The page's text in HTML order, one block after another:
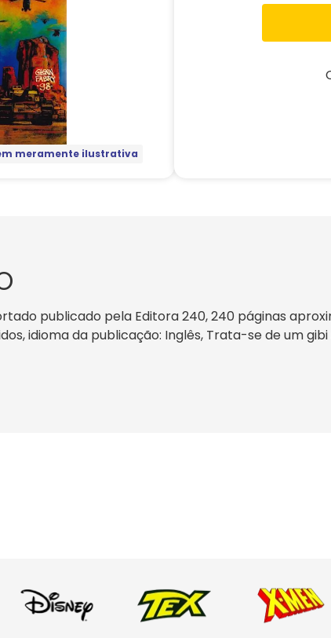
meramente ilustrativa
publicado pela Editora 240, 240 páginas
idioma da publicação: Inglês, Trata-se de um gibi